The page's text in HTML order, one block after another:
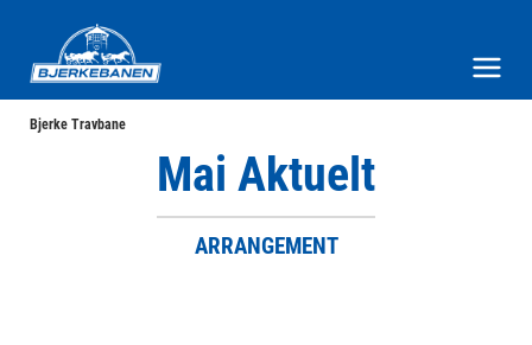
Bjerke Travbane
Mai Aktuelt
ARRANGEMENT